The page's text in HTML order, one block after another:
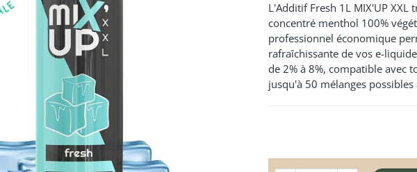
L'Additif Fresh 1L MIX'UP XXL
concentré menthol 100%
professionnel économique
rafraîchissante de vos e-
de 2% à 8%, compatible avec
jusqu'à 50 mélanges